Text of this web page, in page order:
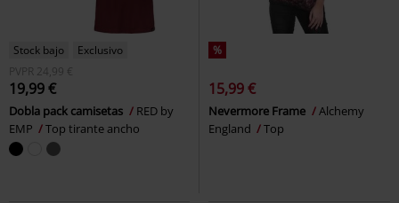
Stock bajo
Exclusivo
PVPR 24,99 €
19,99 €
Dobla pack camisetas
RED by
EMP
Top tirante ancho
%
15,99 €
Nevermore Frame
Alchemy
England
Top